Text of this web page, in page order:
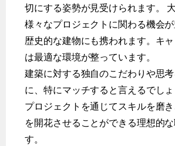
切にする姿勢が見受けられます。
様々なプロジェクトに関わる機会が
歴史的な建物にも携われます。キ
は最適な環境が整っています。
建築に対する独自のこだわりや思
に、特にマッチすると言えるでしょ
プロジェクトを通じてスキルを磨
を開花させることができる理想的
す。